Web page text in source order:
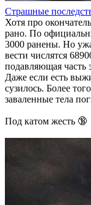
Страшные
Хотя про
рано. По
3000 ранены. Но
вести числятся
подавляющая часть
Даже если есть
сузилось. Более
заваленные тела
Под катом жесть 🔞